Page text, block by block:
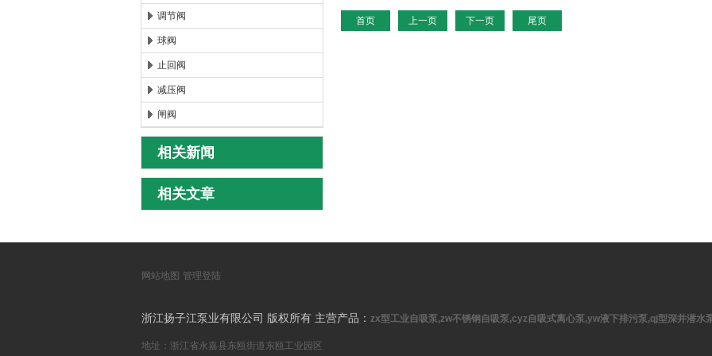
调节阀
球阀
止回阀
减压阀
闸阀
相关新闻
相关文章
首页 上一页 下一页 尾页
网站地图 管理登陆
浙江扬子江泵业有限公司 版权所有 主营产品： zx型工业自吸泵,zw不锈钢自吸泵,cyz自吸式离心泵,yw液下排污泵,qj型深井潜水
地址：浙江省永嘉县东瓯街道东瓯工业园区